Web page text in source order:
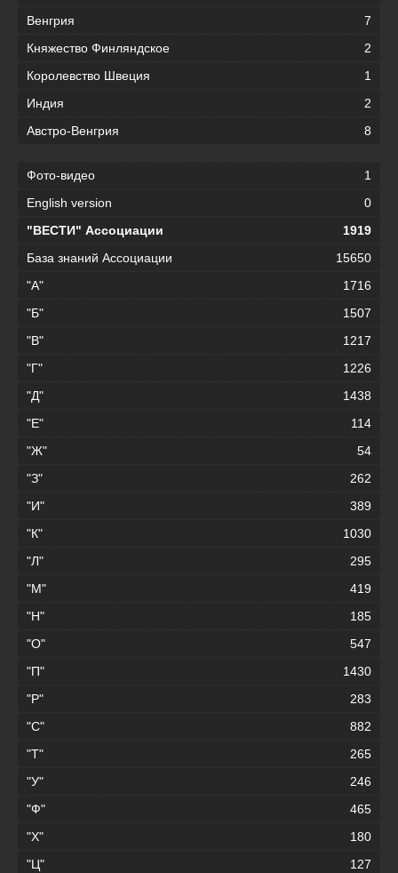
Венгрия
7
Княжество Финляндское
2
Королевство Швеция
1
Индия
2
Австро-Венгрия
8
Фото-видео
1
English version
0
"ВЕСТИ" Ассоциации
1919
База знаний Ассоциации
15650
"А"
1716
"Б"
1507
"В"
1217
"Г"
1226
"Д"
1438
"Е"
114
"Ж"
54
"З"
262
"И"
389
"К"
1030
"Л"
295
"М"
419
"Н"
185
"О"
547
"П"
1430
"Р"
283
"С"
882
"Т"
265
"У"
246
"Ф"
465
"Х"
180
"Ц"
127